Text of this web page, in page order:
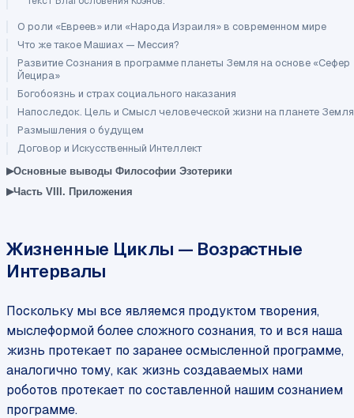
О роли «Евреев» или «Народа Израиля» в современном мире
Что же такое Машиах — Мессия?
Развитие Сознания в программе планеты Земля на основе «Сефер
Йецира»
Богобоязнь и страх социального наказания
Напоследок. Цель и Смысл человеческой жизни на планете Земля
Размышления о будущем
Договор и Искусственный Интеллект
▸Основные выводы Философии Эзотерики
▸Часть VIII. Приложения
Жизненные Циклы — Возрастные
Интервалы
Поскольку мы все являемся продуктом творения,
мыслеформой более сложного сознания, то и вся наша
жизнь протекает по заранее осмысленной программе,
аналогично тому, как жизнь создаваемых нами
роботов протекает по составленной нашим сознанием
программе.